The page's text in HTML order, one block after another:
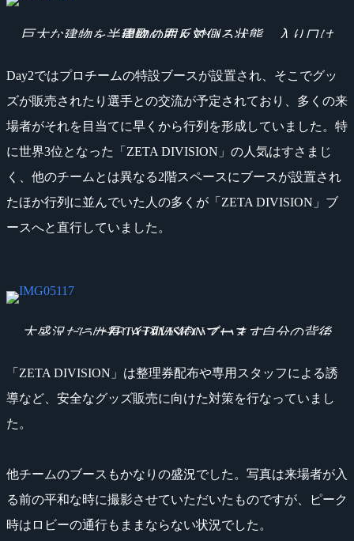
巨大な建物を半周取り囲んでいる状態。入り口は建物の右反対側。
Day2ではプロチームの特設ブースが設置され、そこでグッ
ズが販売されたり選手との交流が予定されており、多くの来
場者がそれを目当てに早くから行列を形成していました。特
に世界3位となった「ZETA DIVISION」の人気はすさまじ
く、他のチームとは異なる2階スペースにブースが設置され
たほか行列に並んでいた人の多くが「ZETA DIVISION」ブ
ースへと直行していました。
大盛況だったZETA DIVISIONブース。自分の背後には長い行列が続いています。
「ZETA DIVISION」は整理券配布や専用スタッフによる誘
導など、安全なグッズ販売に向けた対策を行なっていまし
た。
他チームのブースもかなりの盛況でした。写真は来場者が入
る前の平和な時に撮影させていただいたものですが、ピーク
時はロビーの通行もままならない状況でした。